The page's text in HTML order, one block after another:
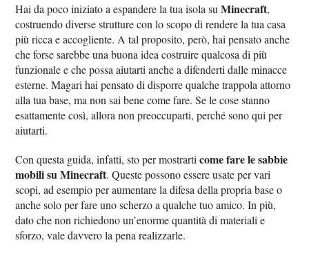
Hai da poco iniziato a espandere la tua isola suMinecraft,
costruendo diverse strutture con lo scopo di rendere la tua casa
più ricca e accogliente. A tal proposito, però, hai pensato anche
che forse sarebbe una buona idea costruire qualcosa di più
funzionale e che possa aiutarti anche a difenderti dalle minacce
esterne. Magari hai pensato di disporre qualche trappola attorno
alla tua base, ma non sai bene come fare. Se le cose stanno
esattamente così, allora non preoccuparti, perché sono qui per
aiutarti.
Con questa guida, infatti, sto per mostrarticome fare le sabbie
mobili su Minecraft. Queste possono essere usate per vari
scopi, ad esempio per aumentare la difesa della propria base o
anche solo per fare uno scherzo a qualche tuo amico. In più,
dato che non richiedono un’enorme quantità di materiali e
sforzo, vale davvero la pena realizzarle.